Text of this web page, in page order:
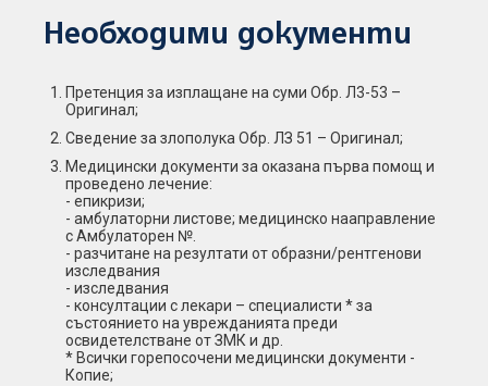
Необходими документи
Претенция за изплащане на суми Обр. Л3-53 –
Оригинал;
Сведение за злополука Обр. ЛЗ 51 – Оригинал;
Медицински документи за оказана първа помощ и
проведено лечение:
- епикризи;
- амбулаторни листове; медицинско нааправление
с Амбулаторен №.
- разчитане на резултати от образни/рентгенови
изследвания
- изследвания
- консултации с лекари – специалисти * за
състоянието на уврежданията преди
освидетелстване от ЗМК и др.
* Всички горепосочени медицински документи -
Копие;